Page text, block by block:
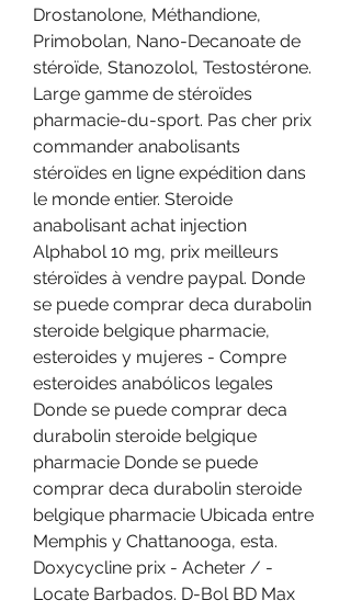
Drostanolone, Méthandione,
Primobolan, Nano-Decanoate de
stéroïde, Stanozolol, Testostérone.
Large gamme de stéroïdes
pharmacie-du-sport. Pas cher prix
commander anabolisants
stéroïdes en ligne expédition dans
le monde entier. Steroide
anabolisant achat injection
Alphabol 10 mg, prix meilleurs
stéroïdes à vendre paypal. Donde
se puede comprar deca durabolin
steroide belgique pharmacie,
esteroides y mujeres - Compre
esteroides anabólicos legales
Donde se puede comprar deca
durabolin steroide belgique
pharmacie Donde se puede
comprar deca durabolin steroide
belgique pharmacie Ubicada entre
Memphis y Chattanooga, esta.
Doxycycline prix - Acheter / -
Locate Barbados. D-Bol BD Max